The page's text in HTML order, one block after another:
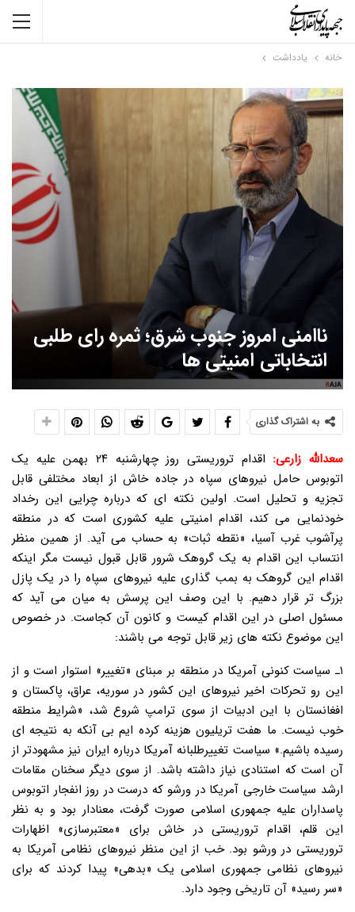
خانه یادداشت
ناامنی امروز جنوب شرق؛ ثمره رای طلبی
انتخاباتی امنیتی ها
به اشتراک گذاری
سعدالله زارعی:
اقدام تروریستی روز چهارشنبه ۲۴ بهمن علیه یک
اتوبوس حامل نیروهای سپاه در جاده خاش از ابعاد مختلفی قابل
تجزیه و تحلیل است. اولین نکته ای که درباره چرایی این رخداد
خودنمایی می کند، اقدام امنیتی علیه کشوری است که در منطقه
پرآشوب غرب آسیا، «نقطه ثبات» به حساب می آید. از همین منظر
انتساب این اقدام به یک گروهک شرور قابل قبول نیست مگر اینکه
اقدام این گروهک به بمب گذاری علیه نیروهای سپاه را در یک پازل
بزرگ تر قرار دهیم. با این وصف این پرسش به میان می آید که
مسئول اصلی در این اقدام کیست و کانون آن کجاست. در خصوص
این موضوع نکته های زیر قابل توجه می باشند:
۱ـ سیاست کنونی آمریکا در منطقه بر مبنای «تغییر» استوار است و از
این رو تحرکات اخیر نیروهای این کشور در سوریه، عراق، پاکستان و
افغانستان با این ادبیات از سوی ترامپ شروع شد، «شرایط منطقه
خوب نیست. ما هفت تریلیون هزینه کرده ایم بی آنکه به نتیجه ای
رسیده باشیم.» سیاست تغییرطلبانه آمریکا درباره ایران نیز مشهودتر از
آن است که استنادی نیاز داشته باشد. از سوی دیگر سخنان مقامات
ارشد سیاست خارجی آمریکا در ورشو که درست در روز انفجار اتوبوس
پاسداران علیه جمهوری اسلامی صورت گرفت، معنادار بود و به نظر
این قلم، اقدام تروریستی در خاش برای «معتبرسازی» اظهارات
تروریستی در ورشو بود. خب از این منظر نیروهای نظامی آمریکا به
نیروهای نظامی جمهوری اسلامی یک «بدهی» پیدا کردند که برای
«سر رسید» آن تاریخی وجود دارد.